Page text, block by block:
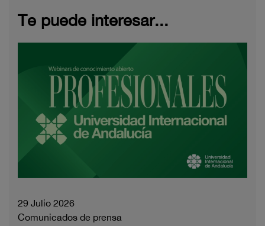
Te puede interesar...
29 Julio 2026
Comunicados de prensa